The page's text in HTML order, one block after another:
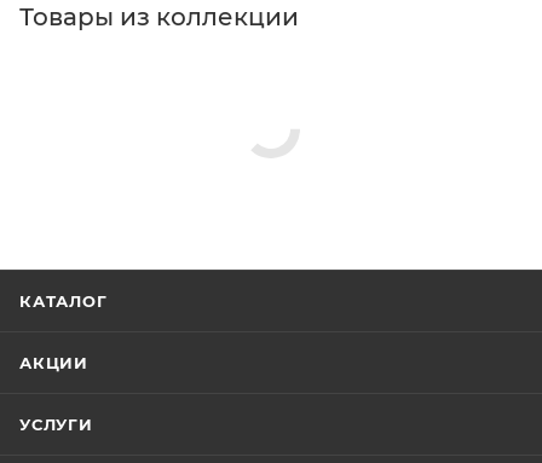
Товары из коллекции
КАТАЛОГ
АКЦИИ
УСЛУГИ